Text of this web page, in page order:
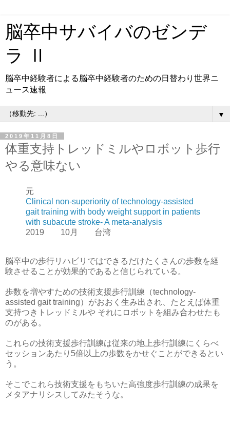
脳卒中サバイバのゼンデ
ラ Ⅱ
脳卒中経験者による脳卒中経験者のための日替わり世界ニ
ュース速報
▼
2019年11月8日
体重支持トレッドミルやロボット歩行
やる意味ない
元
Clinical non-superiority of technology-assisted
gait training with body weight support in patients
with subacute stroke- A meta-analysis
2019 10月 台湾
脳卒中の歩行リハビリではできるだけたくさんの歩数を経
験させることが効果的であると信じられている。
歩数を増やすための技術支援歩行訓練（technology-
assisted gait training）がおおく生み出され、たとえば体重
支持つきトレッドミルや それにロボットを組み合わせたも
のがある。
これらの技術支援歩行訓練は従来の地上歩行訓練にくらべ
セッションあたり5倍以上の歩数をかせぐことができるとい
う。
そこでこれら技術支援をもちいた高強度歩行訓練の成果を
メタアナリシスしてみたそうな。